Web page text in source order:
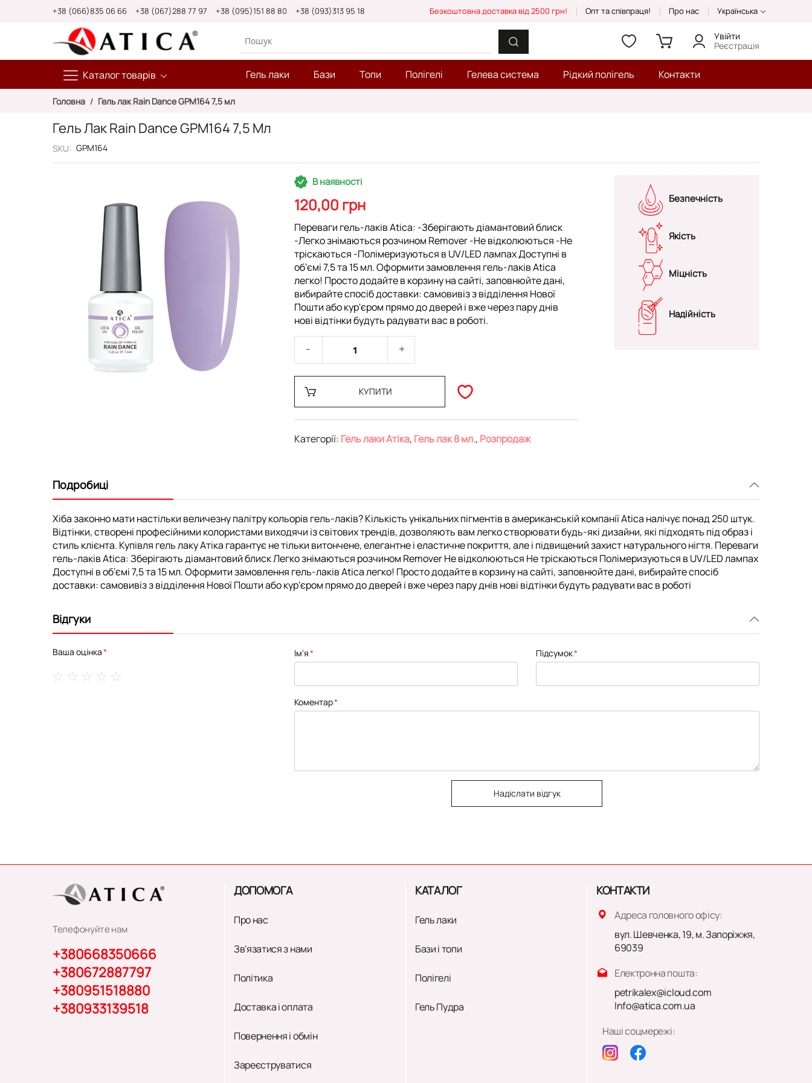
+38 (066)835 06 66 +38 (067)288 77 97 +38 (095)151 88 80 +38 (093)313 95 18 Безкоштовна доставка від 2500 грн! Опт та співпраця! Про нас Українська
Каталог товарів
Увійти
Реєстрація
Гель лаки Бази Топи Полігелі Гелева система Рідкий полігель Контакти
Головна Гель лак Rain Dance GPM164 7,5 мл
Гель Лак Rain Dance GPM164 7,5 Мл
SKU GPM164
В наявності
120,00 грн
Переваги гель-лаків Atica: -Зберігають діамантовий блиск
-Легко знімаються розчином Remover -Не відколюються -Не
тріскаються -Полімеризуються в UV/LED лампах Доступні в
об’ємі 7,5 та 15 мл. Оформити замовлення гель-лаків Atica
легко! Просто додайте в корзину на сайті, заповнюйте дані,
вибирайте спосіб доставки: самовивіз з відділення Нової
Пошти або кур'єром прямо до дверей і вже через пару днів
нові відтінки будуть радувати вас в роботі.
КУПИТИ
Категорії: Гель лаки Атіка, Гель лак 8 мл., Розпродаж
Безпечність
Якість
Міцність
Надійність
Подробиці
Хіба законно мати настільки величезну палітру кольорів гель-лаків? Кількість унікальних пігментів в американській компанії Atica налічує понад 250 штук.
Відтінки, створені професійними колористами виходячи із світових трендів, дозволяють вам легко створювати будь-які дизайни, які підходять під образ і
стиль клієнта. Купівля гель лаку Атіка гарантує не тільки витончене, елегантне і еластичне покриття, але і підвищений захист натурального нігтя. Переваги
гель-лаків Atica: Зберігають діамантовий блиск Легко знімаються розчином Remover Не відколюються Не тріскаються Полімеризуються в UV/LED лампах
Доступні в об’ємі 7,5 та 15 мл. Оформити замовлення гель-лаків Atica легко! Просто додайте в корзину на сайті, заповнюйте дані, вибирайте спосіб
доставки: самовивіз з відділення Нової Пошти або кур'єром прямо до дверей і вже через пару днів нові відтінки будуть радувати вас в роботі
Відгуки
Ваша оцінка Ім'я Підсумок
Коментар
Надіслати відгук
Телефонуйте нам
+380668350666
+380672887797
+380951518880
+380933139518
ДОПОМОГА
Про нас
Зв'язатися з нами
Політика
Доставка і оплата
Повернення і обмін
Зареєструватися
КАТАЛОГ
Гель лаки
Бази і топи
Полігелі
Гель Пудра
КОНТАКТИ
Адреса головного офісу:
вул. Шевченка, 19, м. Запоріжжя,
69039
Електронна пошта:
petrikalex@icloud.com
Info@atica.com.ua
Наші соцмережі: